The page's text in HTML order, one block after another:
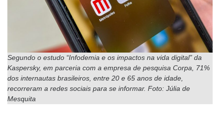
Segundo o estudo “Infodemia e os impactos na vida digital” da
Kaspersky, em parceria com a empresa de pesquisa Corpa, 71%
dos internautas brasileiros, entre 20 e 65 anos de idade,
recorreram a redes sociais para se informar. Foto: Júlia de
Mesquita